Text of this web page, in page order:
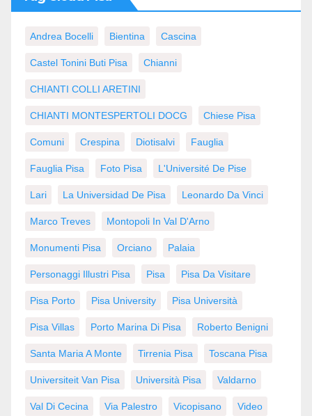
Andrea Bocelli Bientina Cascina
Castel Tonini Buti Pisa Chianni
CHIANTI COLLI ARETINI
CHIANTI MONTESPERTOLI DOCG Chiese Pisa
Comuni Crespina Diotisalvi Fauglia
Fauglia Pisa Foto Pisa L'Université De Pise
Lari La Universidad De Pisa Leonardo Da Vinci
Marco Treves Montopoli In Val D'Arno
Monumenti Pisa Orciano Palaia
Personaggi Illustri Pisa Pisa Pisa Da Visitare
Pisa Porto Pisa University Pisa Università
Pisa Villas Porto Marina Di Pisa Roberto Benigni
Santa Maria A Monte Tirrenia Pisa Toscana Pisa
Universiteit Van Pisa Università Pisa Valdarno
Val Di Cecina Via Palestro Vicopisano Video